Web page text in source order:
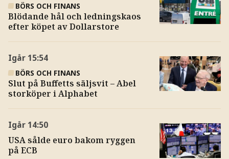
BÖRS OCH FINANS
Blödande hål och ledningskaos
efter köpet av Dollarstore
Igår 15:54
BÖRS OCH FINANS
Slut på Buffetts säljsvit – Abel
storköper i Alphabet
Igår 14:50
USA sålde euro bakom ryggen
på ECB